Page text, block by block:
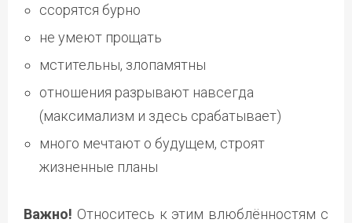
ссорятся бурно
не умеют прощать
мстительны, злопамятны
отношения разрывают навсегда
(максимализм и здесь срабатывает)
много мечтают о будущем, строят
жизненные планы
Важно! Относитесь к этим влюблённостям с